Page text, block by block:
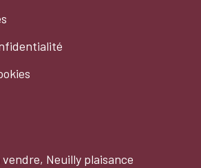
Neuilly plaisance